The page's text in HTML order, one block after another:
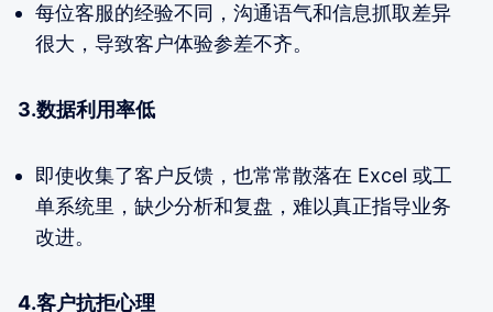
每位客服的经验不同，沟通语气和信息抓取差异
很大，导致客户体验参差不齐。
3.数据利用率低
即使收集了客户反馈，也常常散落在 Excel 或工
单系统里，缺少分析和复盘，难以真正指导业务
改进。
4.客户抗拒心理